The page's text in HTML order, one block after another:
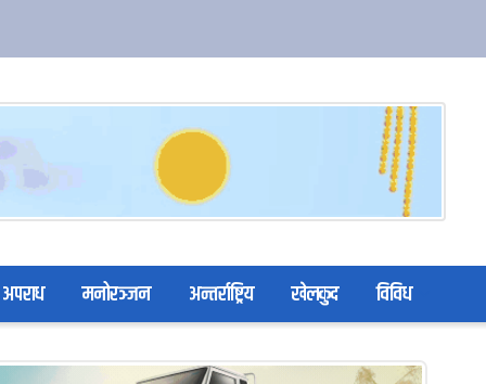
अपराध मनोरञ्जन अन्तर्राष्ट्रिय खेलकुद विविध